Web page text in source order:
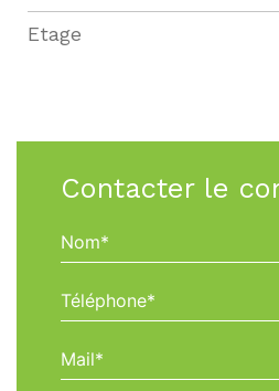
Etage
Contacter le
Nom*
Téléphone*
Mail*